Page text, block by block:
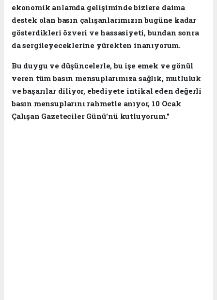
ekonomik anlamda gelişiminde bizlere daima
destek olan basın çalışanlarımızın bugüne kadar
gösterdikleri özveri ve hassasiyeti, bundan sonra
da sergileyeceklerine yürekten inanıyorum.
Bu duygu ve düşüncelerle, bu işe emek ve gönül
veren tüm basın mensuplarımıza sağlık, mutluluk
ve başarılar diliyor, ebediyete intikal eden değerli
basın mensuplarını rahmetle anıyor, 10 Ocak
Çalışan Gazeteciler Günü'nü kutluyorum."